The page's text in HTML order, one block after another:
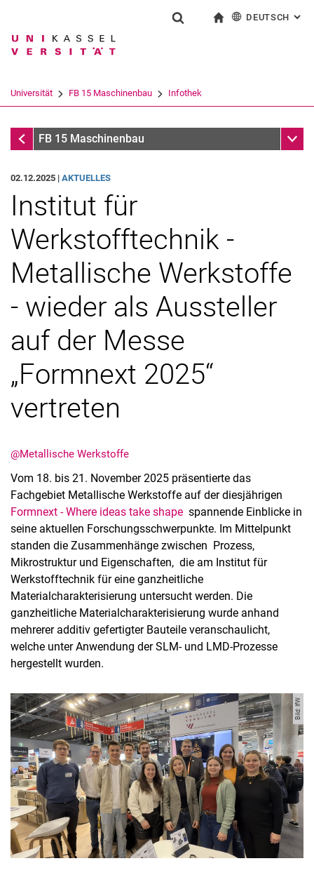
Springe direkt zu: Inhalt
Springe direkt zu: Suche
Springe direkt zu:
Suchbegriff
Suchen (öffnet externen Link in einem
DEUTSCH :
Universität FB 15 Maschinenbau Infothek
InfothekFB 15 Maschinenbau
Stellenangebote
Mediathek
Suche
02.12.2025 | AKTUELLES
Institut für
Werkstofftechnik -
Metallische Werkstoffe
- wieder als Aussteller
auf der Messe
„Formnext 2025“
vertreten
@Metallische Werkstoffe
Vom 18. bis 21. November 2025 präsentierte das
Fachgebiet Metallische Werkstoffe auf der diesjährigen
Formnext - Where ideas take shape spannende Einblicke in
seine aktuellen Forschungsschwerpunkte. Im Mittelpunkt
standen die Zusammenhänge zwischen Prozess,
Mikrostruktur und Eigenschaften, die am Institut für
Werkstofftechnik für eine ganzheitliche
Materialcharakterisierung untersucht werden. Die
ganzheitliche Materialcharakterisierung wurde anhand
mehrerer additiv gefertigter Bauteile veranschaulicht,
welche unter Anwendung der SLM- und LMD-Prozesse
hergestellt wurden.
Bild: IfW